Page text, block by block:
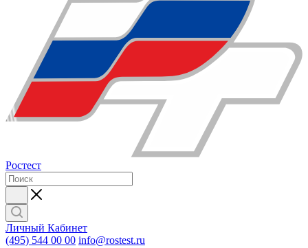
Ростест
Личный Кабинет
(495) 544 00 00 info@rostest.ru